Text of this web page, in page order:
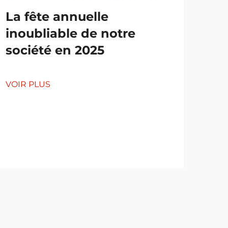
La fête annuelle
inoubliable de notre
société en 2025
VOIR PLUS